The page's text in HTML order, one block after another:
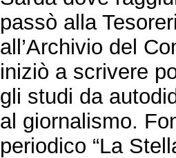
passò alla
all’Archivio del
iniziò a scrivere
gli studi da
al giornalismo.
periodico “La